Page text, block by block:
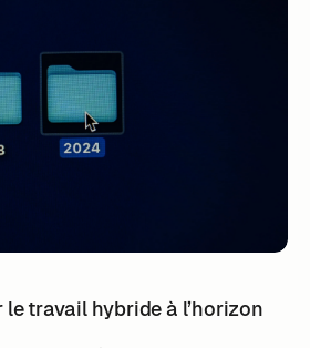
travail hybride à l’horizon